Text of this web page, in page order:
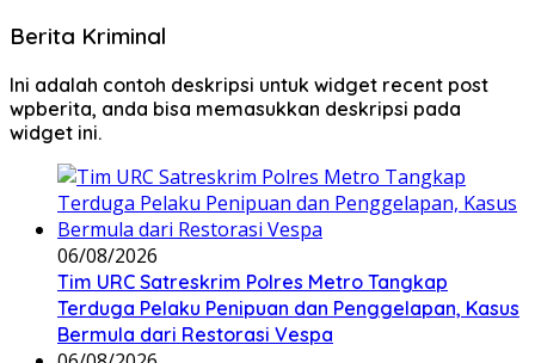
Berita Kriminal
Ini adalah contoh deskripsi untuk widget recent post
wpberita, anda bisa memasukkan deskripsi pada
widget ini.
06/08/2026
Tim URC Satreskrim Polres Metro Tangkap
Terduga Pelaku Penipuan dan Penggelapan, Kasus
Bermula dari Restorasi Vespa